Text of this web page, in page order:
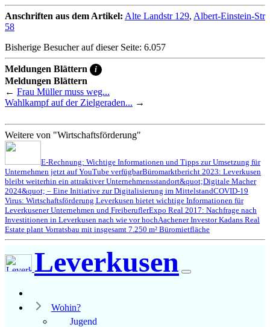
Anschriften aus dem Artikel: Alte Landstr 129, Albert-Einstein-Str
58
Bisherige Besucher auf dieser Seite: 6.057
Meldungen Blättern i
Meldungen Blättern
← Frau Müller muss weg...
Wahlkampf auf der Zielgeraden... →
Weitere von "Wirtschaftsförderung"
E-Rechnung: Wichtige Informationen und Tipps zur Umsetzung für
Unternehmen jetzt auf YouTube verfügbarBüromarktbericht 2023: Leverkusen
bleibt weiterhin ein attraktiver Unternehmensstandort&quot;Digitale Macher
2024&quot; – Eine Initiative zur Digitalisierung im MittelstandCOVID-19
Virus: Wirtschaftsförderung Leverkusen bietet wichtige Informationen für
Leverkusener Unternehmen und FreiberuflerExpo Real 2017: Nachfrage nach
Investitionen in Leverkusen nach wie vor hochAachener Investor Kadans Real
Estate plant Vorratsbau mit insgesamt 7.250 m² Büromietfläche
Leverkusen
Wohin?
Jugend